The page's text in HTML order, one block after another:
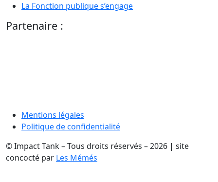
La Fonction publique s’engage
Partenaire :
Mentions légales
Politique de confidentialité
© Impact Tank – Tous droits réservés – 2026 | site
concocté par Les Mémés